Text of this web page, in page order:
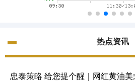
热点资讯
忠泰策略 给您提个醒｜网红黄油